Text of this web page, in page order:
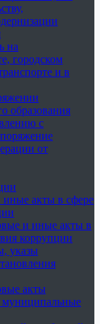
на
городском
и в
образования
с
от
акты в сфере
и иные акты в
коррупции
указы
акты
муниципальные